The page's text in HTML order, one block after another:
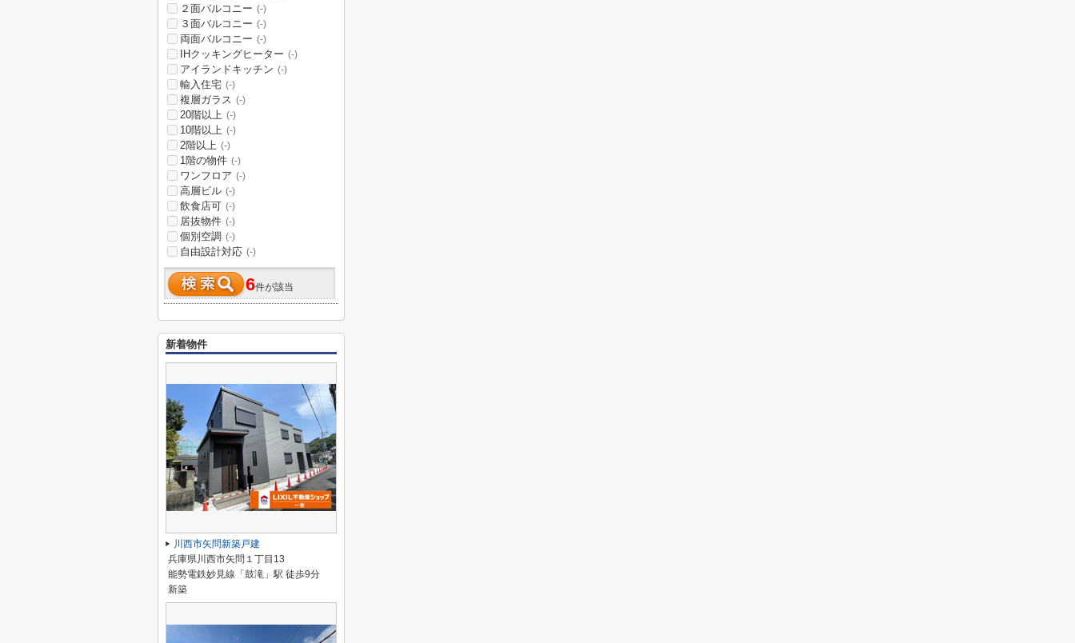
２面バルコニー (-)
３面バルコニー (-)
両面バルコニー (-)
IHクッキングヒーター (-)
アイランドキッチン (-)
輸入住宅 (-)
複層ガラス (-)
20階以上 (-)
10階以上 (-)
2階以上 (-)
1階の物件 (-)
ワンフロア (-)
高層ビル (-)
飲食店可 (-)
居抜物件 (-)
個別空調 (-)
自由設計対応 (-)
6件が該当
新着物件
川西市矢問新築戸建
兵庫県川西市矢問１丁目13
能勢電鉄妙見線「鼓滝」駅 徒歩9分
新築